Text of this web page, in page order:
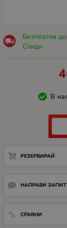
Безплатна
Спиди
В
РЕЗЕРВИРАЙ
НАПРАВИ
СРАВНИ